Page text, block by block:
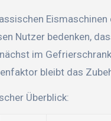
Eismaschinen
Nutzer bedenken,
im
bleibt das
Überblick: